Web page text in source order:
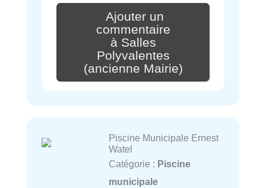
Ajouter un
commentaire
à Salles
Polyvalentes
(ancienne Mairie)
Piscine Municipale Ernest
Watel
Catégorie : Piscine
municipale